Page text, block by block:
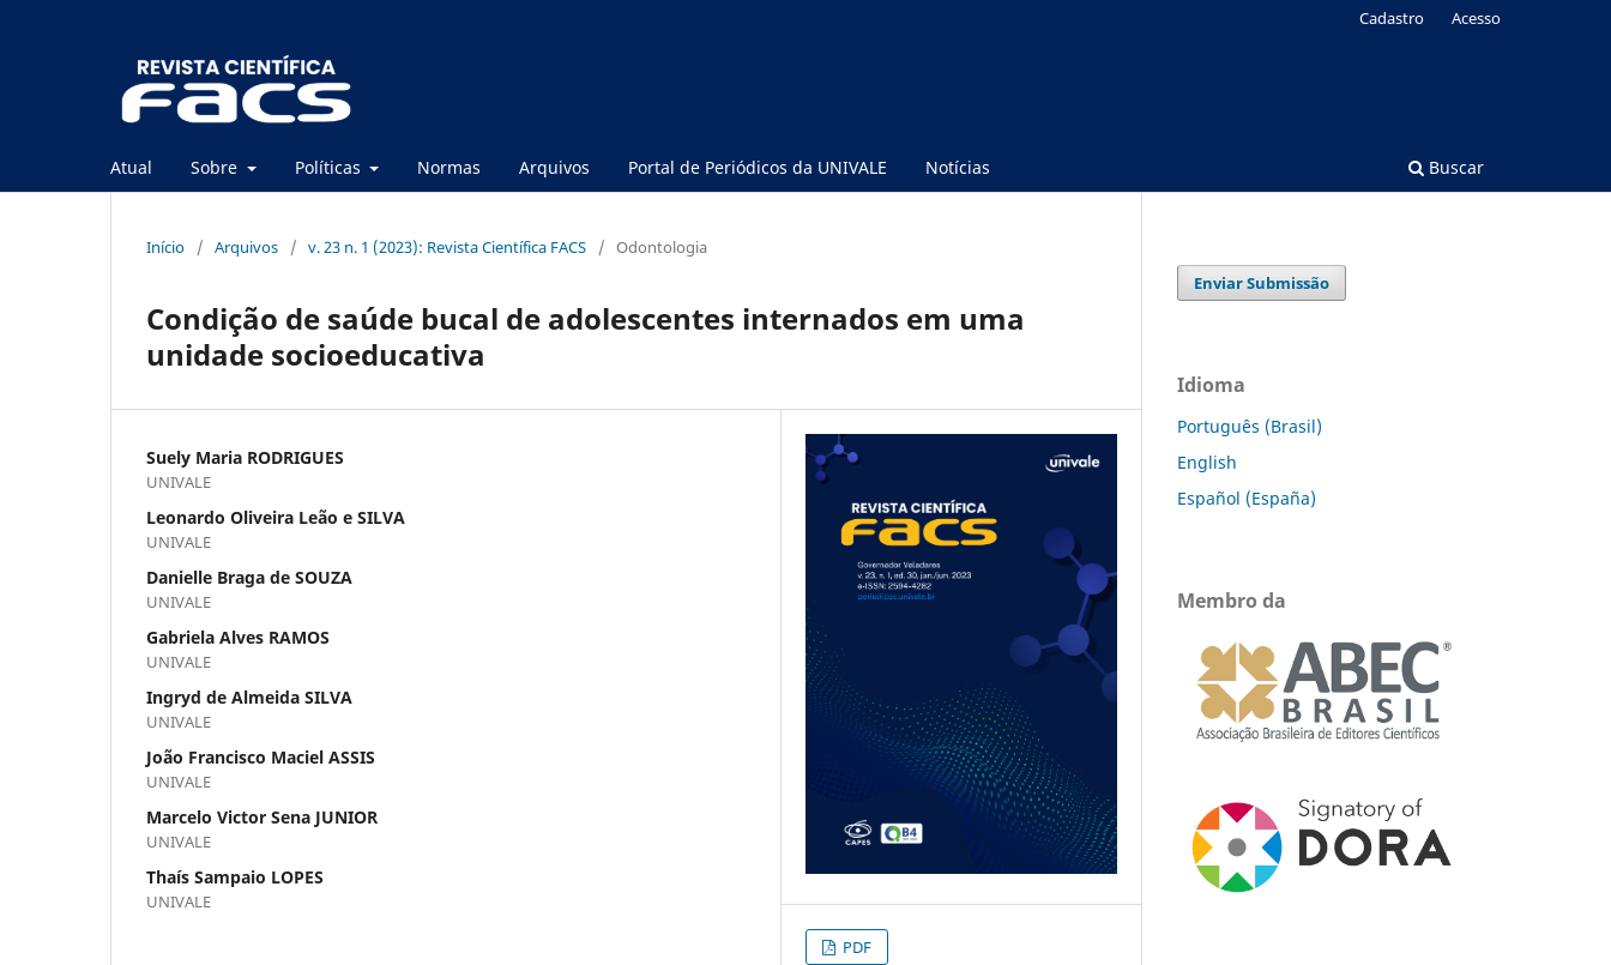
Atual Sobre Políticas Normas Arquivos Portal de Periódicos da UNIVALE Notícias Buscar
Cadastro Acesso
Início / Arquivos / v. 23 n. 1 (2023): Revista Científica FACS / Odontologia
Condição de saúde bucal de adolescentes internados em uma
unidade socioeducativa
Suely Maria RODRIGUES
UNIVALE
Leonardo Oliveira Leão e SILVA
UNIVALE
Danielle Braga de SOUZA
UNIVALE
Gabriela Alves RAMOS
UNIVALE
Ingryd de Almeida SILVA
UNIVALE
João Francisco Maciel ASSIS
UNIVALE
Marcelo Victor Sena JUNIOR
UNIVALE
Thaís Sampaio LOPES
UNIVALE
PDF
Enviar Submissão
Idioma
Português (Brasil)
English
Español (España)
Membro da